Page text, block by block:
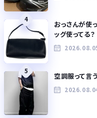
4
おっさんが使
ッグ使ってる？
5
空調服って言